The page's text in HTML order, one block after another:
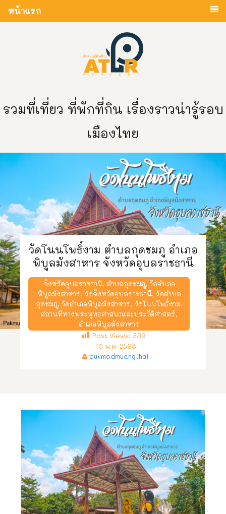
หน้าแรก
รวมที่เที่ยว ที่พักที่กิน เรื่องราวน่ารู้รอบ
เมืองไทย
วัดโนนโพธิ์งาม ตำบลกุดชมภู อำเภอ
พิบูลมังสาหาร จังหวัดอุบลราชธานี
จังหวัดอุบลราชธานี, ตำบลกุดชมภู, วักอำเภอ
พิบูลมังสาหาร, วัดจังหวัดอุบลราชธานี, วัดตำบล
กุดชมภู, วัดอำเภอพิบูลมังสาหาร, วัดโนนโพธิ์งาม,
สถานที่ทางพระพุทธศาสนาและประวัติศาสตร์,
อำเภอพิบูลมังสาหาร
Post Views: 539
10 พ.ค. 2568
pukmodmuangthai